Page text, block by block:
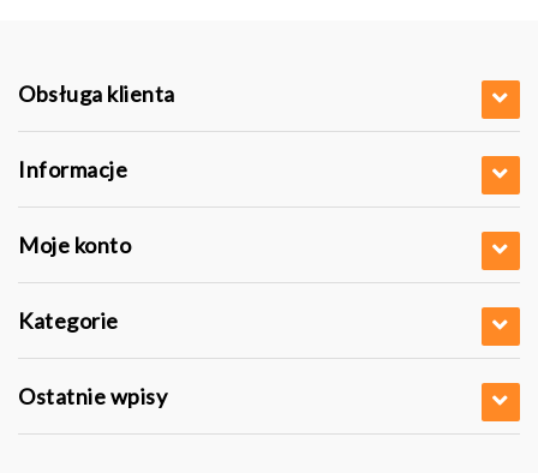
Obsługa klienta
Informacje
Moje konto
Kategorie
Ostatnie wpisy